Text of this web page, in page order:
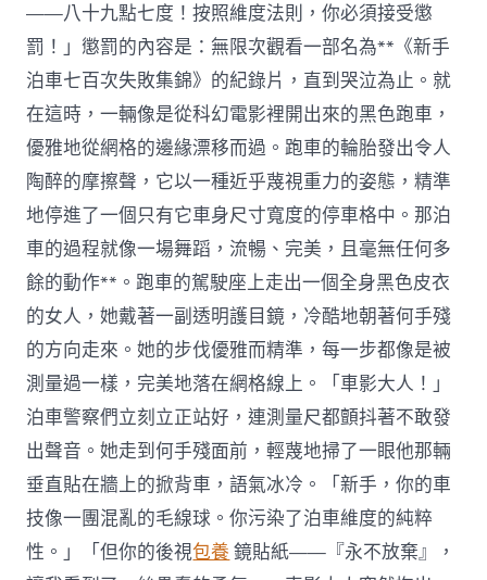
——八十九點七度！按照維度法則，你必須接受懲
罰！」懲罰的內容是：無限次觀看一部名為**《新手
泊車七百次失敗集錦》的紀錄片，直到哭泣為止。就
在這時，一輛像是從科幻電影裡開出來的黑色跑車，
優雅地從網格的邊緣漂移而過。跑車的輪胎發出令人
陶醉的摩擦聲，它以一種近乎蔑視重力的姿態，精準
地停進了一個只有它車身尺寸寬度的停車格中。那泊
車的過程就像一場舞蹈，流暢、完美，且毫無任何多
餘的動作**。跑車的駕駛座上走出一個全身黑色皮衣
的女人，她戴著一副透明護目鏡，冷酷地朝著何手殘
的方向走來。她的步伐優雅而精準，每一步都像是被
測量過一樣，完美地落在網格線上。「車影大人！」
泊車警察們立刻立正站好，連測量尺都顫抖著不敢發
出聲音。她走到何手殘面前，輕蔑地掃了一眼他那輛
垂直貼在牆上的掀背車，語氣冰冷。「新手，你的車
技像一團混亂的毛線球。你污染了泊車維度的純粹
性。」「但你的後視包養 鏡貼紙——『永不放棄』，